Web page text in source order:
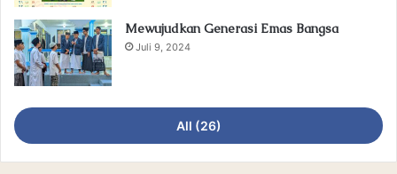
Mewujudkan Generasi Emas Bangsa
Juli 9, 2024
All (26)